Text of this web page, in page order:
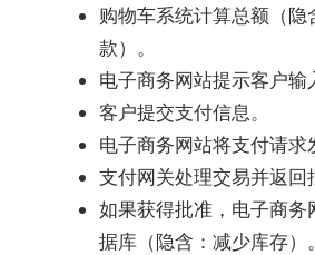
购物车系统计算总额（
款）。
电子商务网站提示客户输
客户提交支付信息。
电子商务网站将支付请求
支付网关处理交易并返回
如果获得批准，电子商务
据库（隐含：减少库存）。